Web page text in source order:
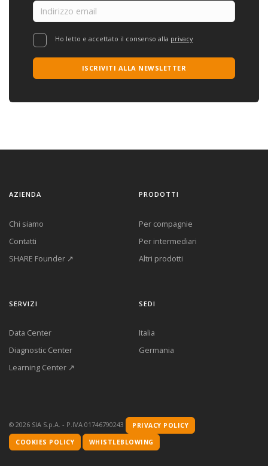
Ho letto e accettato il consenso alla privacy
ISCRIVITI ALLA NEWSLETTER
AZIENDA
Chi siamo
Contatti
SHARE Founder ↗
PRODOTTI
Per compagnie
Per intermediari
Altri prodotti
SERVIZI
Data Center
Diagnostic Center
Learning Center ↗
SEDI
Italia
Germania
© 2026 SIA S.p.A. - P.IVA 01746790243
PRIVACY POLICY
COOKIES POLICY
WHISTLEBLOWING